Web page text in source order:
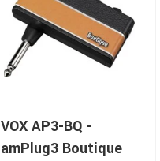
VOX AP3-BQ -
amPlug3 Boutique